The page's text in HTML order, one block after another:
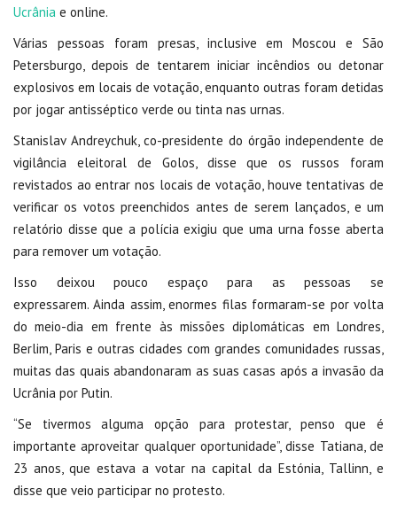
Ucrânia e online.
Várias pessoas foram presas, inclusive em Moscou e São
Petersburgo, depois de tentarem iniciar incêndios ou detonar
explosivos em locais de votação, enquanto outras foram detidas
por jogar antisséptico verde ou tinta nas urnas.
Stanislav Andreychuk, co-presidente do órgão independente de
vigilância eleitoral de Golos, disse que os russos foram
revistados ao entrar nos locais de votação, houve tentativas de
verificar os votos preenchidos antes de serem lançados, e um
relatório disse que a polícia exigiu que uma urna fosse aberta
para remover um votação.
Isso deixou pouco espaço para as pessoas se
expressarem. Ainda assim, enormes filas formaram-se por volta
do meio-dia em frente às missões diplomáticas em Londres,
Berlim, Paris e outras cidades com grandes comunidades russas,
muitas das quais abandonaram as suas casas após a invasão da
Ucrânia por Putin.
“Se tivermos alguma opção para protestar, penso que é
importante aproveitar qualquer oportunidade”, disse Tatiana, de
23 anos, que estava a votar na capital da Estónia, Tallinn, e
disse que veio participar no protesto.